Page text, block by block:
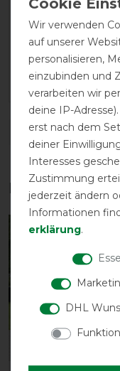
Habe diese Maske
immer wieder tun.
Super Qualität
DETAILS
Das perfekte
-13%
Wir verwenden
auf unserer
personalisieren,
einzubinden und
verarbeiten wir
deine IP-
erst nach dem
deiner
Interesses
Zustimmung
jederzeit ändern
Informationen
erklärung.
DHL